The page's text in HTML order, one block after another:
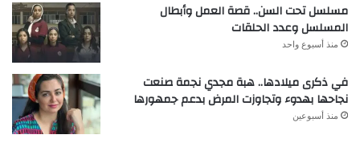
مسلسل تحت السن.. قصة العمل وأبطال
المسلسل وعدد الحلقات
منذ أسبوع واحد
في ذكرى ميلادها.. هبة مجدي نجمة صنعت
نجاحها بهدوء وتجاوزت المرض بدعم جمهورها
منذ أسبوعين